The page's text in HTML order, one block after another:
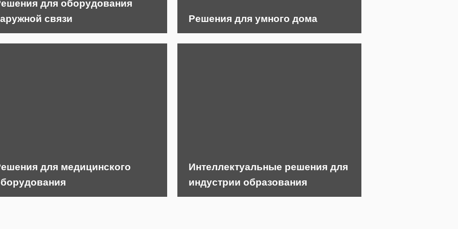
для оборудования
связи
Решения для умного дома
для медицинского
Интеллектуальные решения для
индустрии образования